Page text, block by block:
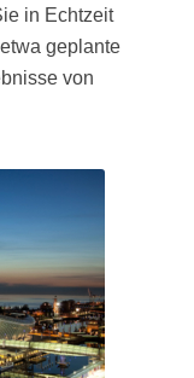
in Echtzeit
geplante
von